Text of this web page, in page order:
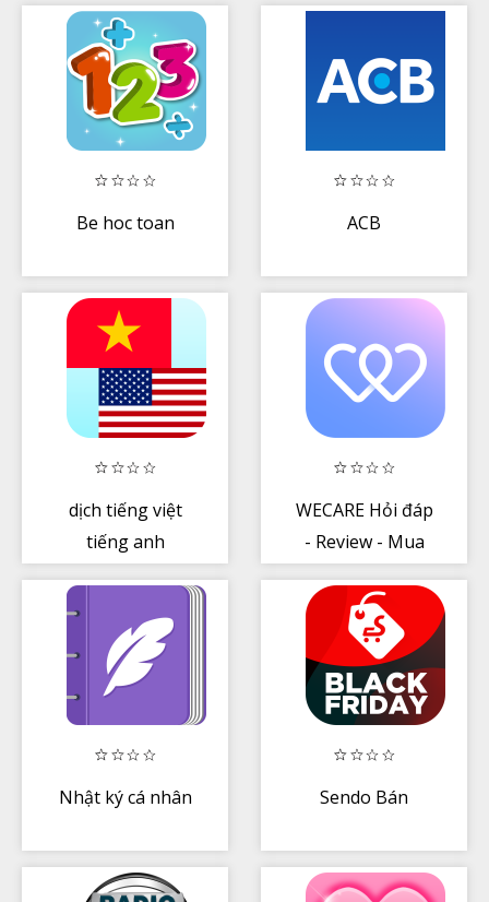
Be hoc toan ACB
dịch tiếng việt
tiếng anh
WECARE Hỏi đáp
- Review - Mua
Nhật ký cá nhân Sendo Bán